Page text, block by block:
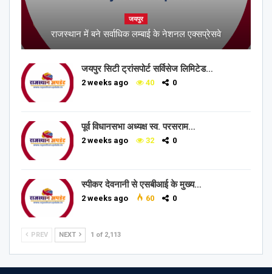
जयपुर
राजस्थान में बने सर्वाधिक लम्बाई के नेशनल एक्सप्रेसवे
जयपुर सिटी ट्रांसपोर्ट सर्विसेज लिमिटेड…
2 weeks ago 40 0
पूर्व विधानसभा अध्यक्ष स्व. परसराम…
2 weeks ago 32 0
स्पीकर देवनानी से एसबीआई के मुख्य…
2 weeks ago 60 0
PREV NEXT 1 of 2,113